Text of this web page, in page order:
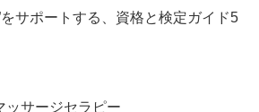
サポートする、資格と検定ガイド5
ッサージセラピー